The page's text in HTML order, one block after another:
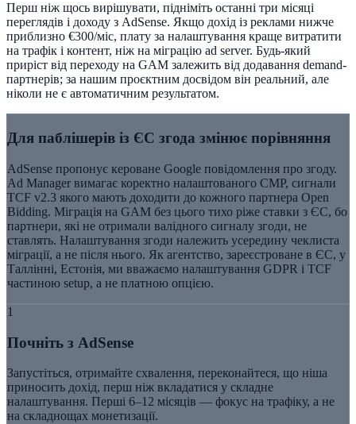
Перш ніж щось вирішувати, підніміть останні три місяці
переглядів і доходу з AdSense. Якщо дохід із реклами нижче
приблизно €300/міс, плату за налаштування краще витратити
на трафік і контент, ніж на міграцію ad server. Будь-який
приріст від переходу на GAM залежить від додавання demand-
партнерів; за нашим проєктним досвідом він реальний, але
ніколи не є автоматичним результатом.
Для паблішерів із ЄС згода змінює порівняння
AdSense пропонує кероване Google повідомлення про згоду.
Ad Manager вимагає коректно налаштованого CMP, сигнали
TCF v2.3 якого мають доходити до кожного партнера Open
Bidding. Міграція на GAM без цього тихо ріже ставки з ЄС, бо
партнери, які не отримали валідного сигналу згоди, не
ставлять. Налаштування згоди належить усередину чеклиста
міграції, а не після нього. Як агентство, зареєстроване в ЄС, у
Таллінні, Естонія, ми вважаємо налаштування GDPR і TCF
частиною setup, а не платною опцією.
1
Почніть з AdSense
Запустіться, отримайте схвалення, переконайтеся, що ніша
приносить дохід, перш ніж вкладатися у складне
налаштування. Перші 6–12 місяців — фокус на трафіку, а не
на складнощах монетизації.